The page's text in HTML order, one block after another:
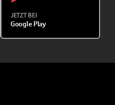
JETZT BEI
Google Play